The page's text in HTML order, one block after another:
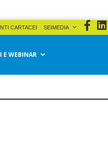
CARTACEI SEIMEDIA
E WEBINAR